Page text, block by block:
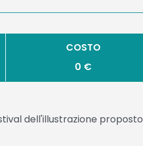
COSTO
0 €
dell'illustrazione proposto